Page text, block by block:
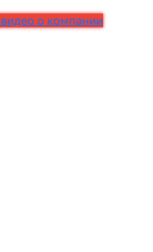
о компании